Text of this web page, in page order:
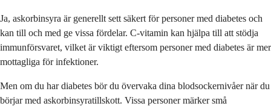
Ja, askorbinsyra är generellt sett säkert för personer med diabetes och
kan till och med ge vissa fördelar. C-vitamin kan hjälpa till att stödja
immunförsvaret, vilket är viktigt eftersom personer med diabetes är mer
mottagliga för infektioner.
Men om du har diabetes bör du övervaka dina blodsockernivåer när du
börjar med askorbinsyratillskott. Vissa personer märker små